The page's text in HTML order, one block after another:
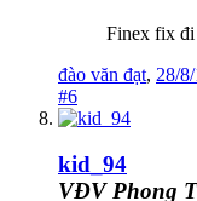
Finex fix đi
đào văn đạt, 28/
#6
kid_94
VĐV Phong